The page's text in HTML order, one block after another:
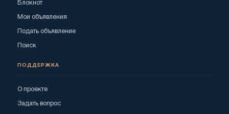
Блокнот
Мои объявления
Подать объявление
Поиск
ПОДДЕРЖКА
О проекте
Задать вопрос